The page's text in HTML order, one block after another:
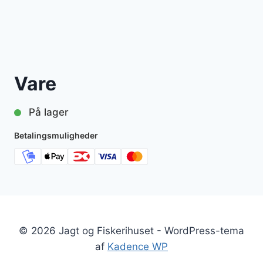
Vare
På lager
Betalingsmuligheder
© 2026 Jagt og Fiskerihuset - WordPress-tema
af Kadence WP